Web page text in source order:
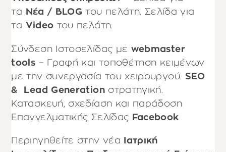
τα
Νέα / BLOG του πελάτη. Σελίδα για
τα Video του πελάτη.
Σύνδεση Ιστοσελίδας με webmaster
tools – Γραφή και τοποθέτηση κειμένων
με την συνεργασία του χειρουργού. SEO
& Lead Generationστρατηγική.
Κατασκευή, σχεδίαση και παράδοση
Επαγγελματικής Σελίδας Facebook
Περιηγηθείτε στην νέα
Ιατρική